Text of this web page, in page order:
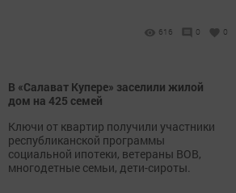
616 0 0
В «Салават Купере» заселили жилой
дом на 425 семей
Ключи от квартир получили участники
республиканской программы
социальной ипотеки, ветераны ВОВ,
многодетные семьи, дети-сироты.